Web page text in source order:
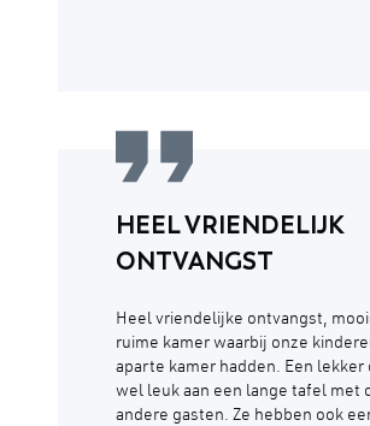
HEEL VRIENDELIJK
ONTVANGST
Heel vriendelijke ontvangst,
ruime kamer waarbij onze
aparte kamer hadden. Een lekker
wel leuk aan een lange tafel met
andere gasten. Ze hebben ook